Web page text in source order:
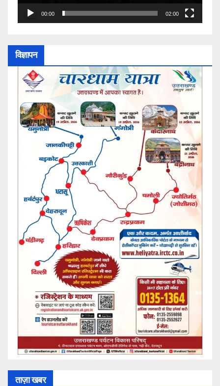
00:00 02:00
विज्ञापन
ताज़ा खबर